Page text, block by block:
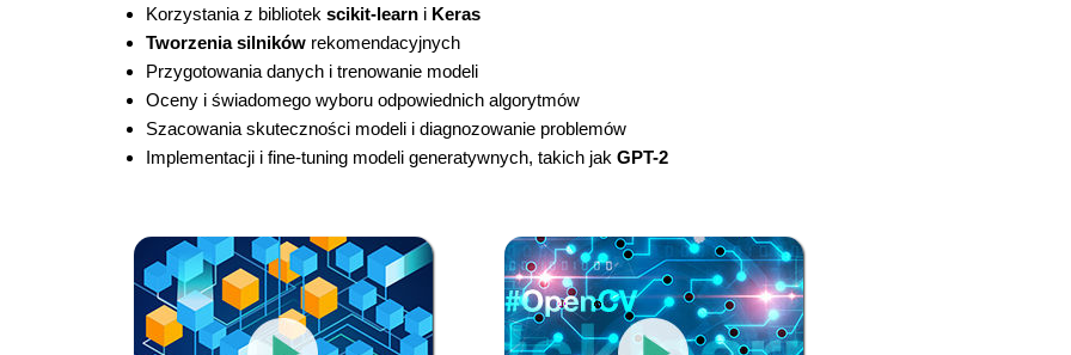
Korzystania z bibliotek scikit-learn i Keras
Tworzenia silników rekomendacyjnych
Przygotowania danych i trenowanie modeli
Oceny i świadomego wyboru odpowiednich algorytmów
Szacowania skuteczności modeli i diagnozowanie problemów
Implementacji i fine-tuning modeli generatywnych, takich jak GPT-2